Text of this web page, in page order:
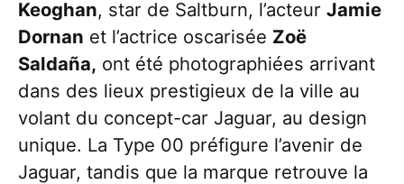
Keoghan, star de Saltburn, l’acteur Jamie
Dornan et l’actrice oscarisée Zoë
Saldaña, ont été photographiées arrivant
dans des lieux prestigieux de la ville au
volant du concept-car Jaguar, au design
unique. La Type 00 préfigure l’avenir de
Jaguar, tandis que la marque retrouve la